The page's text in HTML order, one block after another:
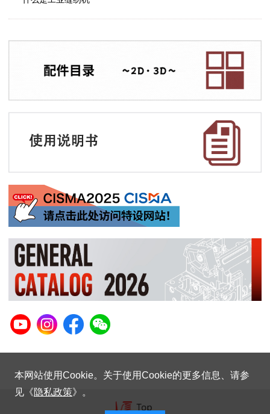
本网站使用Cookie。关于使用Cookie的更多信息、请参
见《隐私政策》。